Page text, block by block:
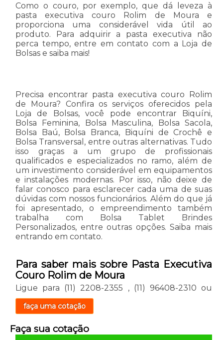
Como o couro, por exemplo, que dá leveza à
pasta executiva couro Rolim de Moura e
proporciona uma considerável vida útil ao
produto. Para adquirir a pasta executiva não
perca tempo, entre em contato com a Loja de
Bolsas e saiba mais!
Precisa encontrar pasta executiva couro Rolim
de Moura? Confira os serviços oferecidos pela
Loja de Bolsas, você pode encontrar Biquíni,
Bolsa Feminina, Bolsa Masculina, Bolsa Sacola,
Bolsa Baú, Bolsa Branca, Biquíni de Crochê e
Bolsa Transversal, entre outras alternativas. Tudo
isso graças a um grupo de profissionais
qualificados e especializados no ramo, além de
um investimento considerável em equipamentos
e instalações modernas. Por isso, não deixe de
falar conosco para esclarecer cada uma de suas
dúvidas com nossos funcionários. Além do que já
foi apresentado, o empreendimento também
trabalha com Bolsa Tablet Brindes
Personalizados, entre outras opções. Saiba mais
entrando em contato.
Para saber mais sobre Pasta Executiva
Couro Rolim de Moura
Ligue para (11) 2208-2355 , (11) 96408-2310 ou
faça uma cotação
Faça sua cotação